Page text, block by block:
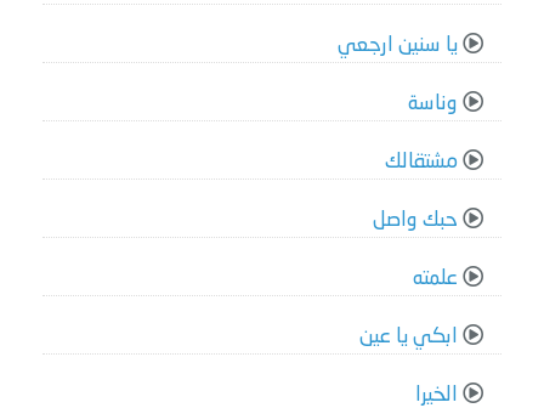
يا سنين ارجعي
وناسة
مشتقالك
حبك واصل
علمته
ابكي يا عين
الخيرا